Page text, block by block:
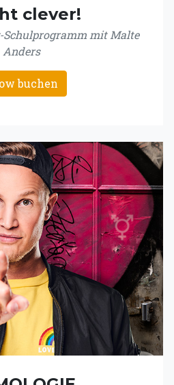
clever!
Schulprogramm mit Malte
Anders
buchen